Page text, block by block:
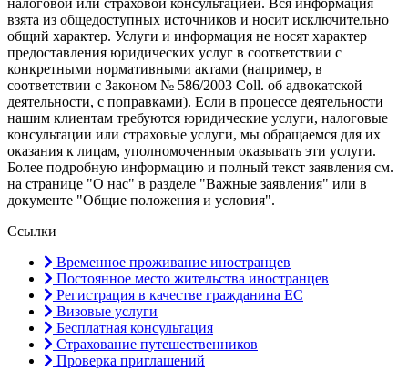
налоговой или страховой консультацией. Вся информация
взята из общедоступных источников и носит исключительно
общий характер. Услуги и информация не носят характер
предоставления юридических услуг в соответствии с
конкретными нормативными актами (например, в
соответствии с Законом № 586/2003 Coll. об адвокатской
деятельности, с поправками). Если в процессе деятельности
нашим клиентам требуются юридические услуги, налоговые
консультации или страховые услуги, мы обращаемся для их
оказания к лицам, уполномоченным оказывать эти услуги.
Более подробную информацию и полный текст заявления см.
на странице "О нас" в разделе "Важные заявления" или в
документе "Общие положения и условия".
Ссылки
Временное проживание иностранцев
Постоянное место жительства иностранцев
Регистрация в качестве гражданина ЕС
Визовые услуги
Бесплатная консультация
Страхование путешественников
Проверка приглашений